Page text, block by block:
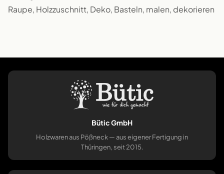
Raupe, Holzzuschnitt, Deko, Basteln, malen, dekorieren
Bütic GmbH
Holzwaren aus Pößneck — aus eigener Fertigung in
Thüringen, seit 2015.